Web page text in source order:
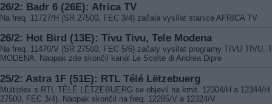
26/2: Badr 6 (26E): Africa TV
Na freq. 11727/H (SR 27500, FEC 3/4) začala vysílat stanice AFRICA TV
26/2: Hot Bird (13E): Tivu Tivu, Tele Modena
Na freq. 11470/V (SR 27500, FEC 5/6) začaly vysílat programy TIVU TIVU,
MODENA. Naopak zde skončil kanál Le Scelte di Andrea Dipre
25/2: Astra 1F (51E): RTL Télé Lëtzebuerg
Multiplex s RTL TÉLÉ LËTZEBUERG se objevil na kmit. 12304/H a 12344/H
27500, FEC 3/4). Naopak skončil na freq. 12285/V a 12324/V